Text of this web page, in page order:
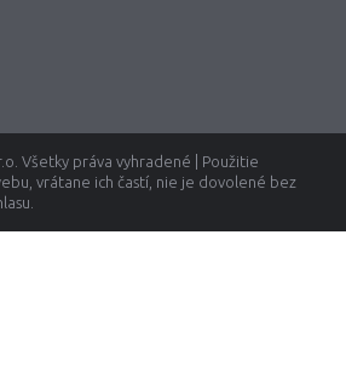
Všetky práva vyhradené | Použitie
vrátane ich častí, nie je dovolené bez